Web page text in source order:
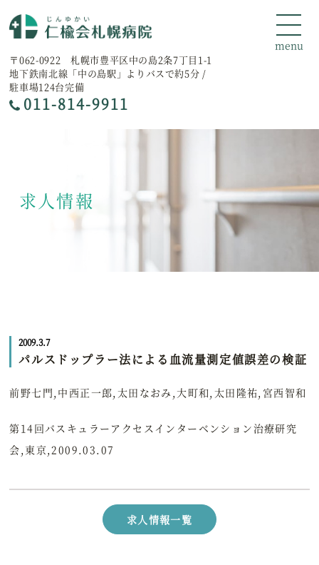
〒062-0922 札幌市豊平区中の島2条7丁目1-1
地下鉄南北線「中の島駅」よりバスで約5分 /
駐車場124台完備
011-814-9911
求人情報
2009.3.7
パルスドップラー法による血流量測定値誤差の検証
前野七門,中西正一郎,太田なおみ,大町和,太田隆祐,宮西智和
第14回バスキュラーアクセスインターベンション治療研究
会,東京,2009.03.07
求人情報一覧